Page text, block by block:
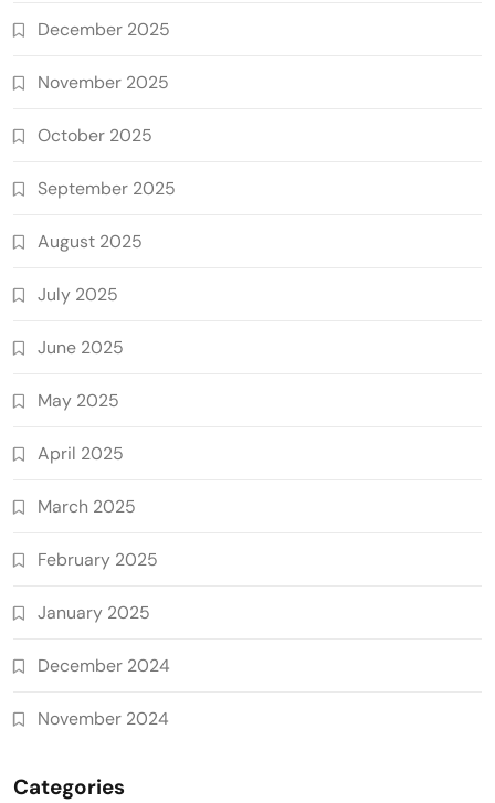
December 2025
November 2025
October 2025
September 2025
August 2025
July 2025
June 2025
May 2025
April 2025
March 2025
February 2025
January 2025
December 2024
November 2024
Categories